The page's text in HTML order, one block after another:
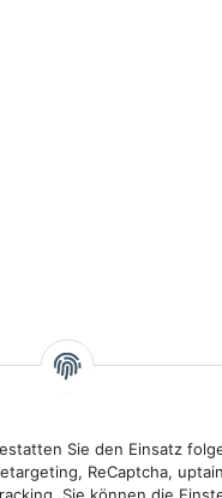
Sie den Einsatz
ReCaptcha,